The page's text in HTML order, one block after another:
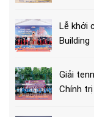
Lễ khởi
Building
Giải
Chính